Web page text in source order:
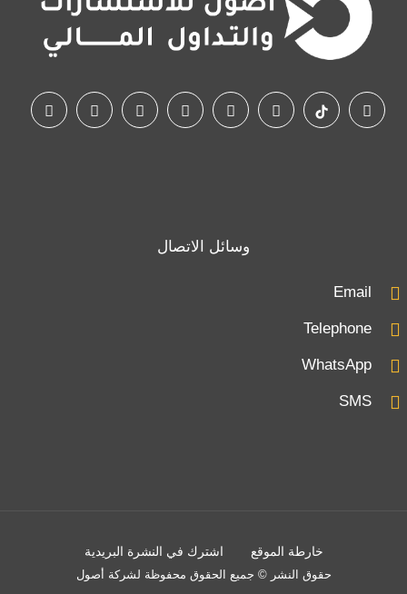
وسائل الاتصال
Email
Telephone
WhatsApp
SMS
خارطة الموقع اشترك في النشرة البريدية
حقوق النشر © جميع الحقوق محفوظة لشركة أصول